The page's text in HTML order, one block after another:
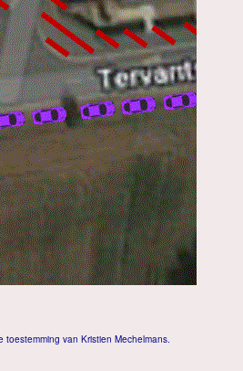
van Kristien Mechelmans.